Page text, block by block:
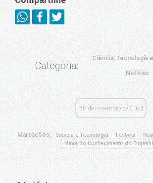
Categoria:
Ciência, Tecnologia
Notícias
26 de novembro de 2024
Marcações: Ciência e Tecnologia Festival
Nave do Conhecimento do